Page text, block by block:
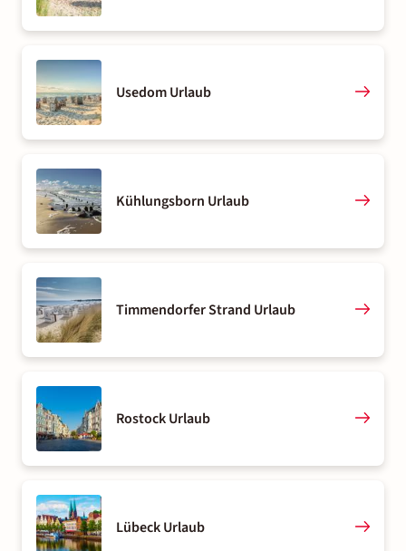
Usedom Urlaub
Kühlungsborn Urlaub
Timmendorfer Strand Urlaub
Rostock Urlaub
Lübeck Urlaub